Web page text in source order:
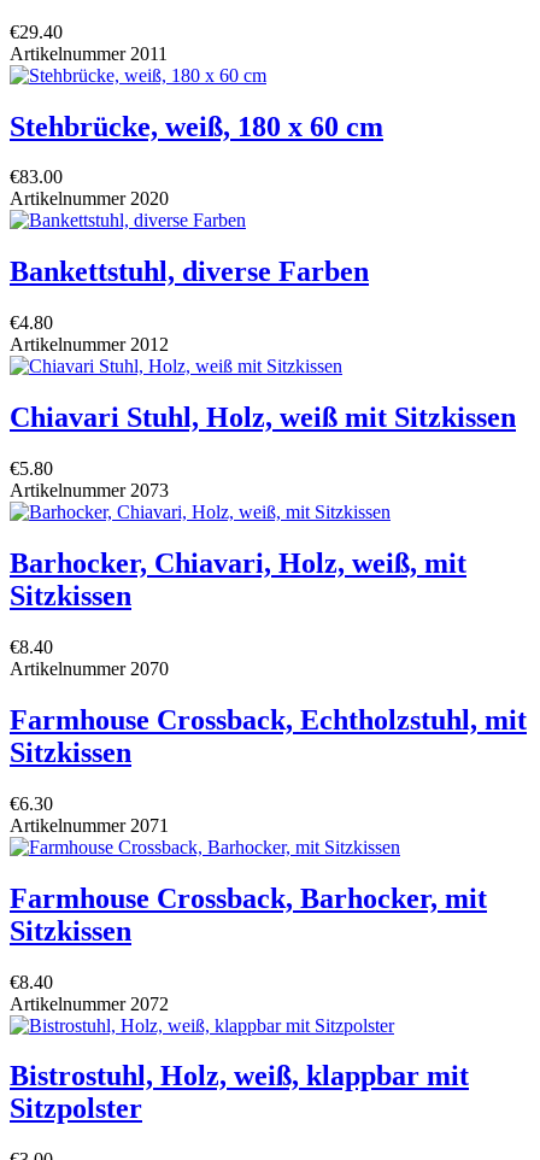
€29.40
Artikelnummer 2011
Stehbrücke, weiß, 180 x 60 cm
€83.00
Artikelnummer 2020
Bankettstuhl, diverse Farben
€4.80
Artikelnummer 2012
Chiavari Stuhl, Holz, weiß mit Sitzkissen
€5.80
Artikelnummer 2073
Barhocker, Chiavari, Holz, weiß, mit
Sitzkissen
€8.40
Artikelnummer 2070
Farmhouse Crossback, Echtholzstuhl, mit
Sitzkissen
€6.30
Artikelnummer 2071
Farmhouse Crossback, Barhocker, mit
Sitzkissen
€8.40
Artikelnummer 2072
Bistrostuhl, Holz, weiß, klappbar mit
Sitzpolster